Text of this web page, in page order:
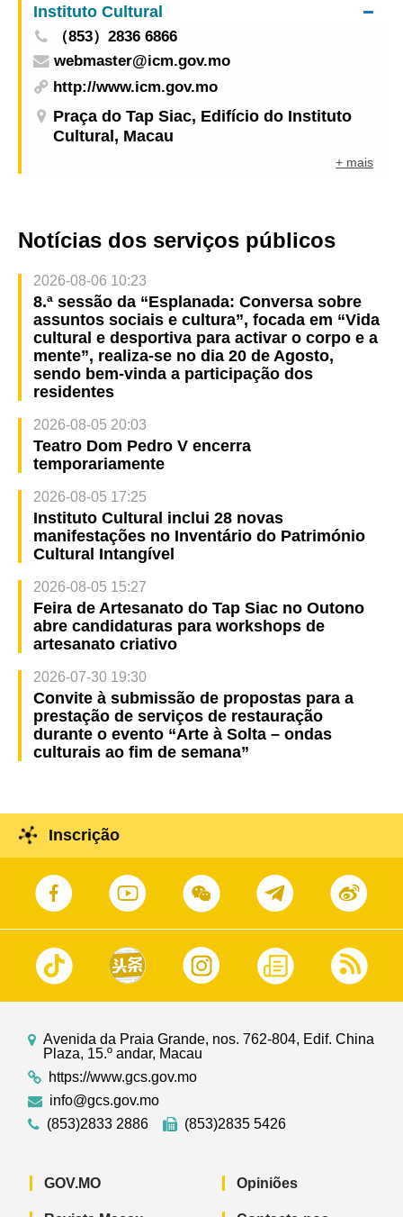
Instituto Cultural
（853）2836 6866
webmaster@icm.gov.mo
http://www.icm.gov.mo
Praça do Tap Siac, Edifício do Instituto
Cultural, Macau
+ mais
Notícias dos serviços públicos
2026-08-06 10:23
8.ª sessão da “Esplanada: Conversa sobre
assuntos sociais e cultura”, focada em “Vida
cultural e desportiva para activar o corpo e a
mente”, realiza-se no dia 20 de Agosto,
sendo bem-vinda a participação dos
residentes
2026-08-05 20:03
Teatro Dom Pedro V encerra
temporariamente
2026-08-05 17:25
Instituto Cultural inclui 28 novas
manifestações no Inventário do Património
Cultural Intangível
2026-08-05 15:27
Feira de Artesanato do Tap Siac no Outono
abre candidaturas para workshops de
artesanato criativo
2026-07-30 19:30
Convite à submissão de propostas para a
prestação de serviços de restauração
durante o evento “Arte à Solta – ondas
culturais ao fim de semana”
Inscrição
Avenida da Praia Grande, nos. 762-804, Edif. China
Plaza, 15.º andar, Macau
https://www.gcs.gov.mo
info@gcs.gov.mo
(853)2833 2886
(853)2835 5426
GOV.MO Opiniões